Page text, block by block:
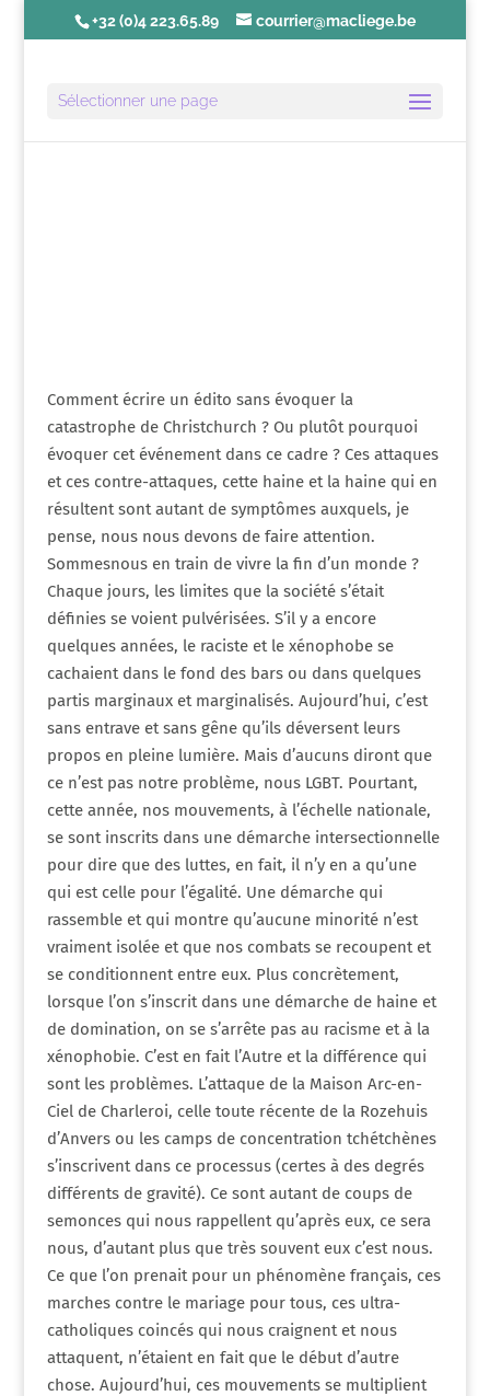
+32 (0)4 223.65.89 courrier@macliege.be
Sélectionner une page
Comment écrire un édito sans évoquer la
catastrophe de Christchurch ? Ou plutôt pourquoi
évoquer cet événement dans ce cadre ? Ces attaques
et ces contre-attaques, cette haine et la haine qui en
résultent sont autant de symptômes auxquels, je
pense, nous nous devons de faire attention.
Sommesnous en train de vivre la fin d’un monde ?
Chaque jours, les limites que la société s’était
définies se voient pulvérisées. S’il y a encore
quelques années, le raciste et le xénophobe se
cachaient dans le fond des bars ou dans quelques
partis marginaux et marginalisés. Aujourd’hui, c’est
sans entrave et sans gêne qu’ils déversent leurs
propos en pleine lumière. Mais d’aucuns diront que
ce n’est pas notre problème, nous LGBT. Pourtant,
cette année, nos mouvements, à l’échelle nationale,
se sont inscrits dans une démarche intersectionnelle
pour dire que des luttes, en fait, il n’y en a qu’une
qui est celle pour l’égalité. Une démarche qui
rassemble et qui montre qu’aucune minorité n’est
vraiment isolée et que nos combats se recoupent et
se conditionnent entre eux. Plus concrètement,
lorsque l’on s’inscrit dans une démarche de haine et
de domination, on se s’arrête pas au racisme et à la
xénophobie. C’est en fait l’Autre et la différence qui
sont les problèmes. L’attaque de la Maison Arc-en-
Ciel de Charleroi, celle toute récente de la Rozehuis
d’Anvers ou les camps de concentration tchétchènes
s’inscrivent dans ce processus (certes à des degrés
différents de gravité). Ce sont autant de coups de
semonces qui nous rappellent qu’après eux, ce sera
nous, d’autant plus que très souvent eux c’est nous.
Ce que l’on prenait pour un phénomène français, ces
marches contre le mariage pour tous, ces ultra-
catholiques coincés qui nous craignent et nous
attaquent, n’étaient en fait que le début d’autre
chose. Aujourd’hui, ces mouvements se multiplient